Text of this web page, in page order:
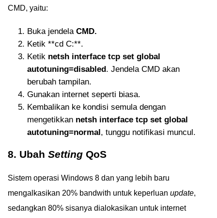
CMD, yaitu:
Buka jendela CMD.
Ketik **cd C:**.
Ketik netsh interface tcp set global
autotuning=disabled. Jendela CMD akan
berubah tampilan.
Gunakan internet seperti biasa.
Kembalikan ke kondisi semula dengan
mengetikkan netsh interface tcp set global
autotuning=normal, tunggu notifikasi muncul.
8. Ubah Setting QoS
Sistem operasi Windows 8 dan yang lebih baru
mengalkasikan 20% bandwith untuk keperluan update,
sedangkan 80% sisanya dialokasikan untuk internet